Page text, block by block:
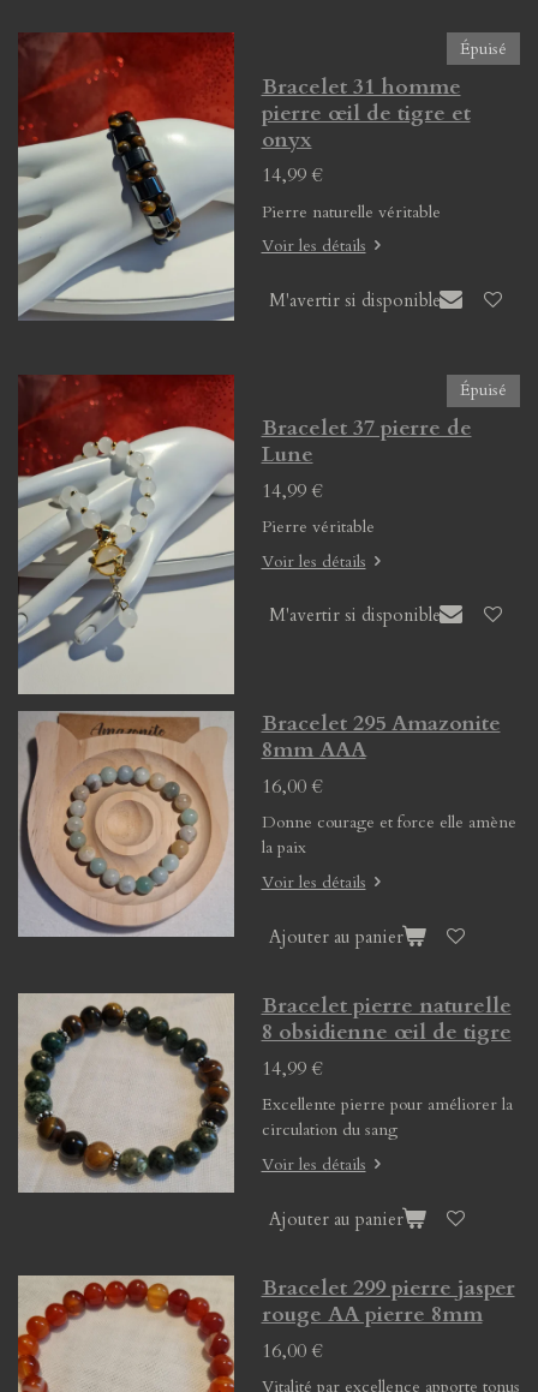
Épuisé
Bracelet 31 homme
pierre œil de tigre et
onyx
14,99 €
Pierre naturelle véritable
Voir les détails
M'avertir si disponible
Épuisé
Bracelet 37 pierre de
Lune
14,99 €
Pierre véritable
Voir les détails
M'avertir si disponible
Bracelet 295 Amazonite
8mm AAA
16,00 €
Donne courage et force elle amène
la paix
Voir les détails
Ajouter au panier
Bracelet pierre naturelle
8 obsidienne œil de tigre
14,99 €
Excellente pierre pour améliorer la
circulation du sang
Voir les détails
Ajouter au panier
Bracelet 299 pierre jasper
rouge AA pierre 8mm
16,00 €
Vitalité par excellence apporte tonus